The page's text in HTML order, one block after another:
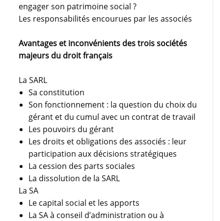
engager son patrimoine social ?
Les responsabilités encourues par les associés
Avantages et inconvénients des trois sociétés
majeurs du droit français
La SARL
Sa constitution
Son fonctionnement : la question du choix du
gérant et du cumul avec un contrat de travail
Les pouvoirs du gérant
Les droits et obligations des associés : leur
participation aux décisions stratégiques
La cession des parts sociales
La dissolution de la SARL
La SA
Le capital social et les apports
La SA à conseil d’administration ou à